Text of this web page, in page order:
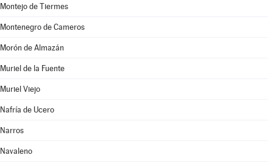
Montejo de Tiermes
Montenegro de Cameros
Morón de Almazán
Muriel de la Fuente
Muriel Viejo
Nafría de Ucero
Narros
Navaleno